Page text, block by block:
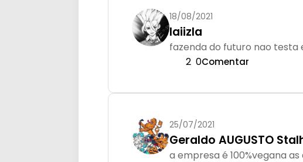
18/08/2021
laiizla
fazenda do futuro nao testa
2 0Comentar
25/07/2021
Geraldo AUGUSTO
a empresa é 100%vegana